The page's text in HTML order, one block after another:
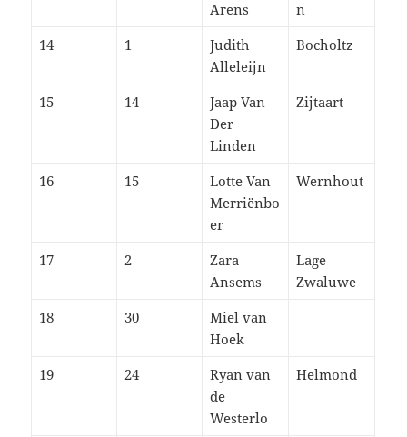
Arens
n
14
1
Judith
Alleleijn
Bocholtz
15 14
Jaap Van
Der
Linden
Zijtaart
16 15
Lotte Van
Merriënbo
er
Wernhout
17 2
Zara
Ansems
Lage
Zwaluwe
18
30
Miel van
Hoek
19
24
Ryan van
de
Westerlo
Helmond